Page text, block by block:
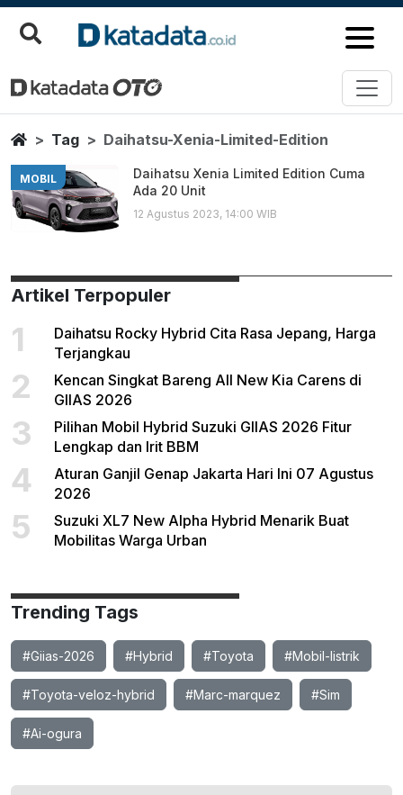
Daihatsu Xenia Limited Edition
Berita Terbaru
HomeTag Daihatsu-Xenia-Limited-Edition
MOBIL
Daihatsu Xenia Limited Edition Cuma
Ada 20 Unit
12 Agustus 2023, 14:00 WIB
Artikel Terpopuler
1
Daihatsu Rocky Hybrid Cita Rasa Jepang, Harga
Terjangkau
2
Kencan Singkat Bareng All New Kia Carens di
GIIAS 2026
3
Pilihan Mobil Hybrid Suzuki GIIAS 2026 Fitur
Lengkap dan Irit BBM
4
Aturan Ganjil Genap Jakarta Hari Ini 07 Agustus
2026
5
Suzuki XL7 New Alpha Hybrid Menarik Buat
Mobilitas Warga Urban
Trending Tags
#Giias-2026 #Hybrid #Toyota #Mobil-listrik
#Toyota-veloz-hybrid #Marc-marquez #Sim
#Ai-ogura